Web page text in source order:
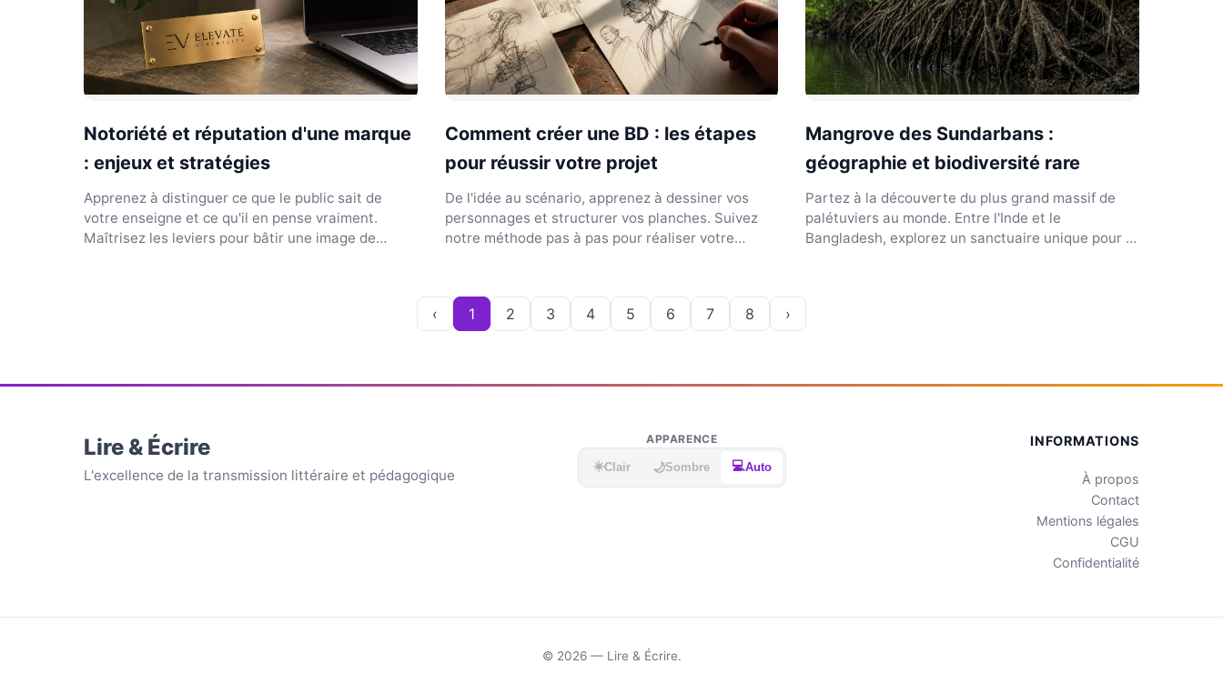
Notoriété et réputation d'une marque
: enjeux et stratégies
Apprenez à distinguer ce que le public sait de
votre enseigne et ce qu'il en pense vraiment.
Maîtrisez les leviers pour bâtir une image de
Comment créer une BD : les étapes
pour réussir votre projet
De l'idée au scénario, apprenez à dessiner vos
personnages et structurer vos planches. Suivez
notre méthode pas à pas pour réaliser votre
Mangrove des Sundarbans :
géographie et biodiversité rare
Partez à la découverte du plus grand massif de
palétuviers au monde. Entre l'Inde et le
Bangladesh, explorez un sanctuaire unique pour le
‹ 1 2 3 4 5 6 7 8 ›
Lire & Écrire
L'excellence de la transmission littéraire et pédagogique
APPARENCE
☀️Clair 🌙Sombre 💻Auto
INFORMATIONS
À propos
Contact
Mentions légales
CGU
Confidentialité
© 2026 — Lire & Écrire.